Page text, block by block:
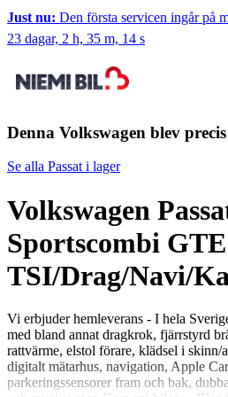
Just nu: Den första servicen ingår på
23 dagar, 2 h, 35 m, 13 s
Denna Volkswagen blev
Se alla Passat i lager
Volkswagen
Sportscombi
TSI/Drag/Navi/
Vi erbjuder hemleverans - I hela
med bland annat dragkrok, fjärrstyrd
rattvärme, elstol förare, klädsel i skinn/
digitalt mätarhus, navigation, Apple
parkeringssensorer fram och bak,